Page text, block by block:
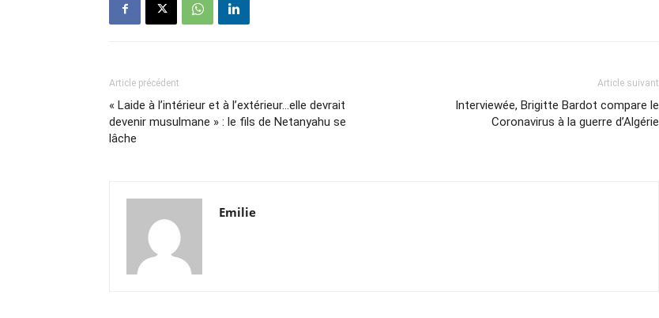
Article précédent
« Laide à l’intérieur et à l’extérieur…elle devrait
devenir musulmane » : le fils de Netanyahu se
lâche
Article suivant
Interviewée, Brigitte Bardot compare le
Coronavirus à la guerre d’Algérie
Emilie